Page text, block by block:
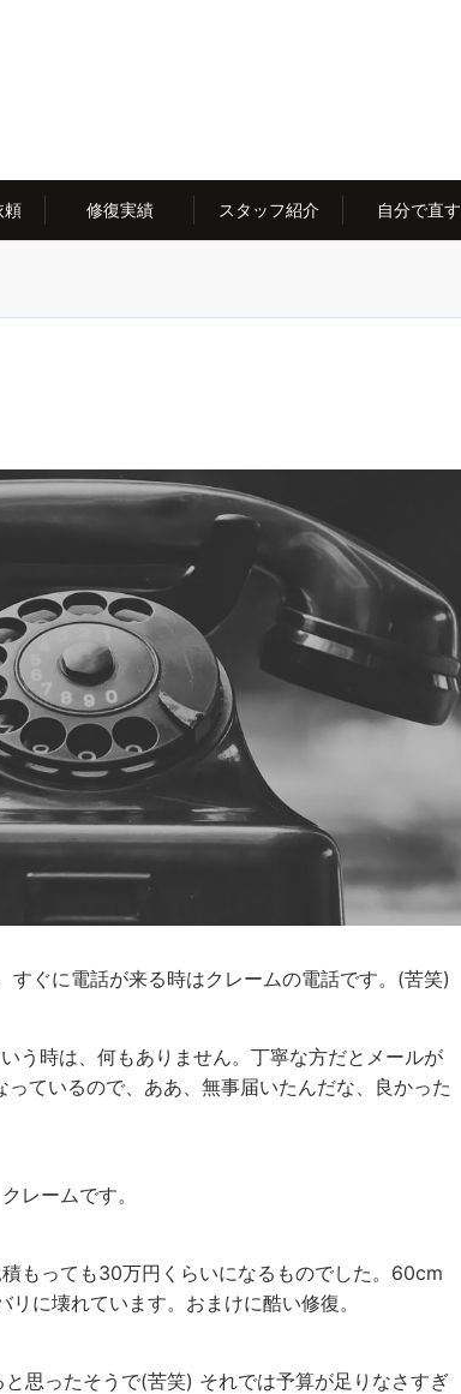
頼 修復実績 スタッフ紹介 自分で直す
すぐに電話が来る時はクレームの電話です。(苦笑)
う時は、何もありません。丁寧な方だとメールが
ているので、ああ、無事届いたんだな、良かった
レームです。
もっても30万円くらいになるものでした。60cm
に壊れています。おまけに酷い修復。
思ったそうで(苦笑) それでは予算が足りなさすぎ